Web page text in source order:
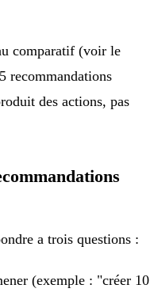
comparatif (voir le
recommandations
des actions, pas
a trois questions :
(exemple : "créer 10